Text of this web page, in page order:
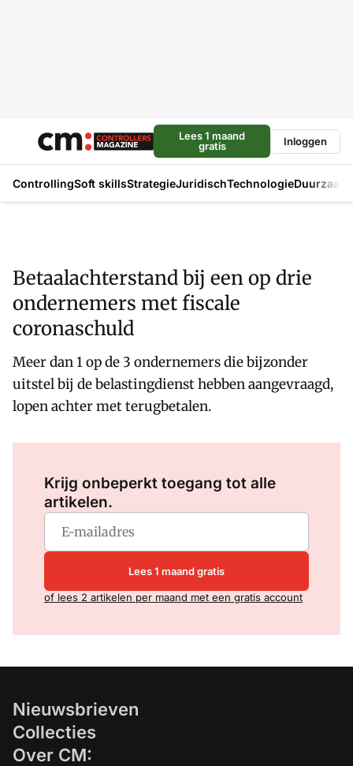
Lees 1 maand
gratis
Inloggen
ControllingSoft skillsStrategieJuridischTechnologie
Betaalachterstand bij een op drie
ondernemers met fiscale
coronaschuld
Meer dan 1 op de 3 ondernemers die bijzonder
uitstel bij de belastingdienst hebben aangevraagd,
lopen achter met terugbetalen.
Krijg onbeperkt toegang tot alle
artikelen.
Lees 1 maand gratis
of lees 2 artikelen per maand met een gratis account
Nieuwsbrieven
Collecties
Over CM: